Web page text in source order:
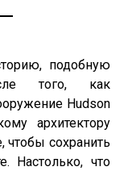
подобную
того, как
Hudson
архитектору
чтобы сохранить
Настолько, что